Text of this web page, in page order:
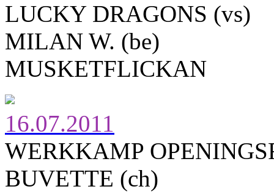
LUCKY DRAGONS (vs)
MILAN W. (be)
MUSKETFLICKAN
16.07.2011
WERKKAMP
BUVETTE (ch)